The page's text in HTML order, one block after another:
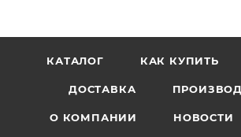
КАТАЛОГ КАК КУПИТЬ
ДОСТАВКА
О КОМПАНИИ НОВОСТИ